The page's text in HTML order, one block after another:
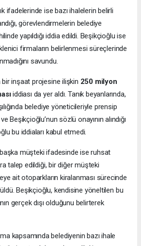
ifadelerinde ise bazı ihalelerin belirli
görevlendirmelerin belediye
yapıldığı iddia edildi. Beşikçioğlu ise
firmaların belirlenmesi süreçlerinde
savundu.
inşaat projesine ilişkin 250 milyon
iddiası da yer aldı. Tanık beyanlarında,
belediye yöneticileriyle prensip
Beşikçioğlu’nun sözlü onayının alındığı
bu iddiaları kabul etmedi.
müşteki ifadesinde ise ruhsat
talep edildiği, bir diğer müşteki
ait otoparkların kiralanması sürecinde
Beşikçioğlu, kendisine yöneltilen bu
gerçek dışı olduğunu belirterek
kapsamında belediyenin bazı ihale